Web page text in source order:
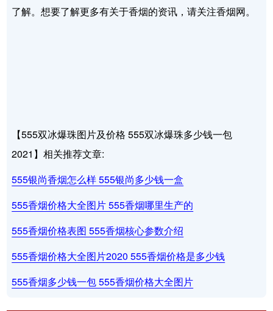
了解。想要了解更多有关于香烟的资讯，请关注香烟网。
【555双冰爆珠图片及价格 555双冰爆珠多少钱一包
2021】相关推荐文章:
555银尚香烟怎么样 555银尚多少钱一盒
555香烟价格大全图片 555香烟哪里生产的
555香烟价格表图 555香烟核心参数介绍
555香烟价格大全图片2020 555香烟价格是多少钱
555香烟多少钱一包 555香烟价格大全图片